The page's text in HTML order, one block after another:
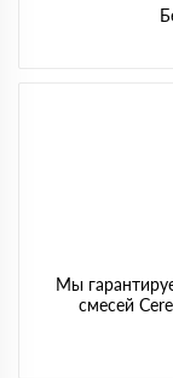
Мы
смесей